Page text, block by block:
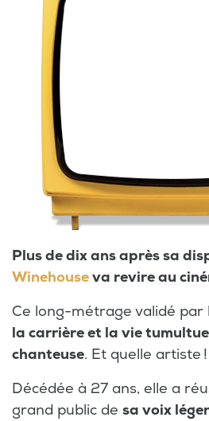
Plus de dix ans après sa
Winehouseva revire au
Ce long-métrage validé
la carrière et la vie
chanteuse. Et quelle artiste !
Décédée à 27 ans, elle a
grand public de sa voix